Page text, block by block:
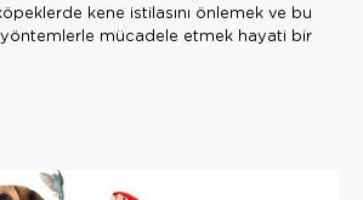
kene istilasını önlemek ve bu
mücadele etmek hayati bir